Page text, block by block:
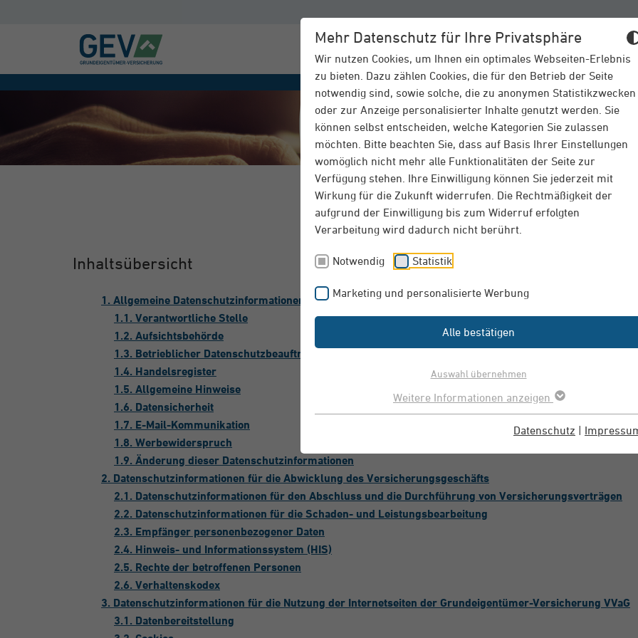
Mehr Datenschutz für Ihre Privatsphäre
Wir nutzen Cookies, um Ihnen ein optimales Webseiten-Erlebnis
zu bieten. Dazu zählen Cookies, die für den Betrieb der Seite
notwendig sind, sowie solche, die zu anonymen Statistikzwecken
oder zur Anzeige personalisierter Inhalte genutzt werden. Sie
können selbst entscheiden, welche Kategorien Sie zulassen
möchten. Bitte beachten Sie, dass auf Basis Ihrer Einstellungen
womöglich nicht mehr alle Funktionalitäten der Seite zur
Verfügung stehen. Ihre Einwilligung können Sie jederzeit mit
Wirkung für die Zukunft widerrufen. Die Rechtmäßigkeit der
aufgrund der Einwilligung bis zum Widerruf erfolgten
Verarbeitung wird dadurch nicht berührt.
Notwendig Statistik
Marketing und personalisierte Werbung
Alle bestätigen
Auswahl übernehmen
Weitere Informationen anzeigen
Datenschutz |
VERSICHERUNGEN
Datenschutzhinweise
Inhaltsübersicht
1. Allgemeine Datenschutzinformationen
1.1. Verantwortliche Stelle
1.2. Aufsichtsbehörde
1.3. Betrieblicher Datenschutzbeauftragter
1.4. Handelsregister
1.5. Allgemeine Hinweise
1.6. Datensicherheit
1.7. E-Mail-Kommunikation
1.8. Werbewiderspruch
1.9. Änderung dieser Datenschutzinformationen
2. Datenschutzinformationen für die Abwicklung des Versicherungsgeschäfts
2.1. Datenschutzinformationen für den Abschluss und die Durchführung von Versicherungsverträgen
2.2. Datenschutzinformationen für die Schaden- und Leistungsbearbeitung
2.3. Empfänger personenbezogener Daten
2.4. Hinweis- und Informationssystem (HIS)
2.5. Rechte der betroffenen Personen
2.6. Verhaltenskodex
3. Datenschutzinformationen für die Nutzung der Internetseiten der Grundeigentümer-Versicherung VVaG
3.1. Datenbereitstellung